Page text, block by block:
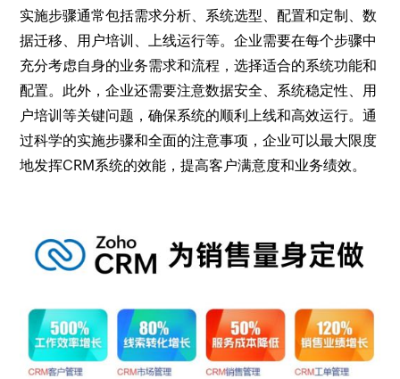
实施步骤通常包括需求分析、系统选型、配置和定制、数
据迁移、用户培训、上线运行等。企业需要在每个步骤中
充分考虑自身的业务需求和流程，选择适合的系统功能和
配置。此外，企业还需要注意数据安全、系统稳定性、用
户培训等关键问题，确保系统的顺利上线和高效运行。通
过科学的实施步骤和全面的注意事项，企业可以最大限度
地发挥CRM系统的效能，提高客户满意度和业务绩效。